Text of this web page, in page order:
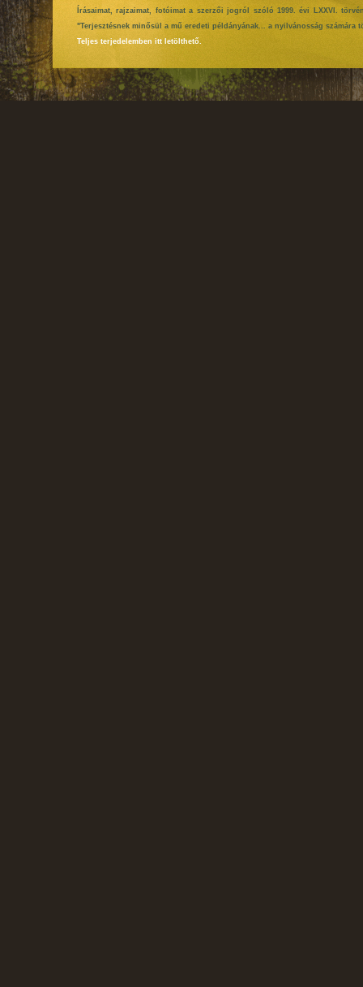
Írásaimat, rajzaimat, fotóimat a szerzői jogról szóló 1999. évi LXXVI.
"Terjesztésnek minősül a mű eredeti példányának... a nyilvánosság
Teljes terjedelemben itt letölthető.